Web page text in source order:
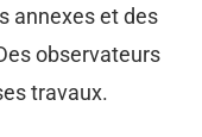
annexes et des
observateurs
travaux.